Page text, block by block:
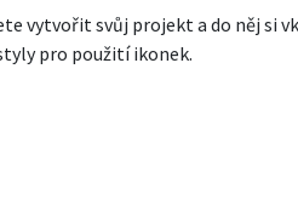
vytvořit svůj projekt a do něj si
pro použití ikonek.